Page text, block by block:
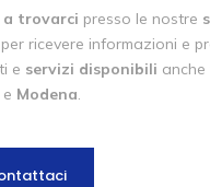
a trovarci presso le nostre
per ricevere informazioni e
e servizi disponibili anche
e Modena.